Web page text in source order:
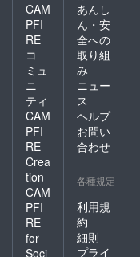
CAM
PFI
RE
コ
ミュ
ニ
ティ
CAM
PFI
RE
Crea
tion
CAM
PFI
RE
for
Soci
あんし
ん・安
全への
取り組
み
ニュー
ス
ヘルプ
お問い
合わせ
各種規定
利用規
約
細則
プライ